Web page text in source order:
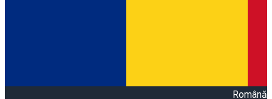
Română